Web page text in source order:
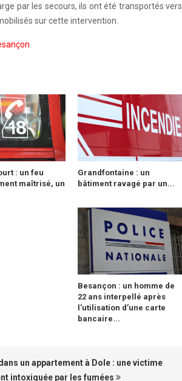
par les secours, ils ont été transportés vers
sur cette intervention.
: un feu
maîtrisé, un
Grandfontaine : un
bâtiment ravagé par un...
Besançon : un homme de
22 ans interpellé après
l’utilisation d’une carte
bancaire...
un appartement à Dole : une victime
intoxiquée par les fumées